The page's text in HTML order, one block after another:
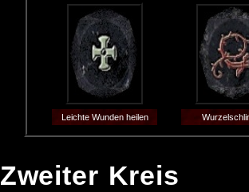
Leichte Wunden heilen
Zweiter Kreis